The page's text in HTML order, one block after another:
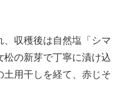
収穫後は自然塩「シマ
松の新芽で丁寧に漬け込
土用干しを経て、赤じそ